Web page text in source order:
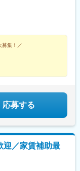
モノレール)、肥後橋
駅、ＪＲ河内永和
、段原一丁目駅、商工
倉敷駅、高松駅(香川
、平和通駅、西黒崎
門駅、三越前駅、上中
駅、長原駅(東京都)、
県立美術館前駅、日本
駅、姫松駅、芦原橋
町駅、新井口駅、大
香川県)、西堀端駅、渡
(福岡県)
浜松市）／愛知県（名
／新潟県／長野県
／和歌山県／三重県■中
／岡山県／山口県／
縄福岡県（福岡市・北
／宮崎県／鹿児島県
ます（基本同じエリア
駅、柏駅、新御徒町
道駅、上大岡駅、元住
、六名駅、東松阪
駅、くいな橋駅、和田
駅、東福山駅、松江
駅、鎌田駅、薊野
鍋島駅、住吉駅(長崎
前駅、港南中央駅、江
鹿児島駅、蔵前駅、東
集！／
のキャリア。
応募する
迎／家賃補助最